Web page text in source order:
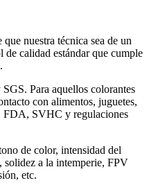
nuestra técnica sea de un
calidad estándar que cumple
Para aquellos colorantes
con alimentos, juguetes,
FDA, SVHC y regulaciones
de color, intensidad del
solidez a la intemperie, FPV
etc.